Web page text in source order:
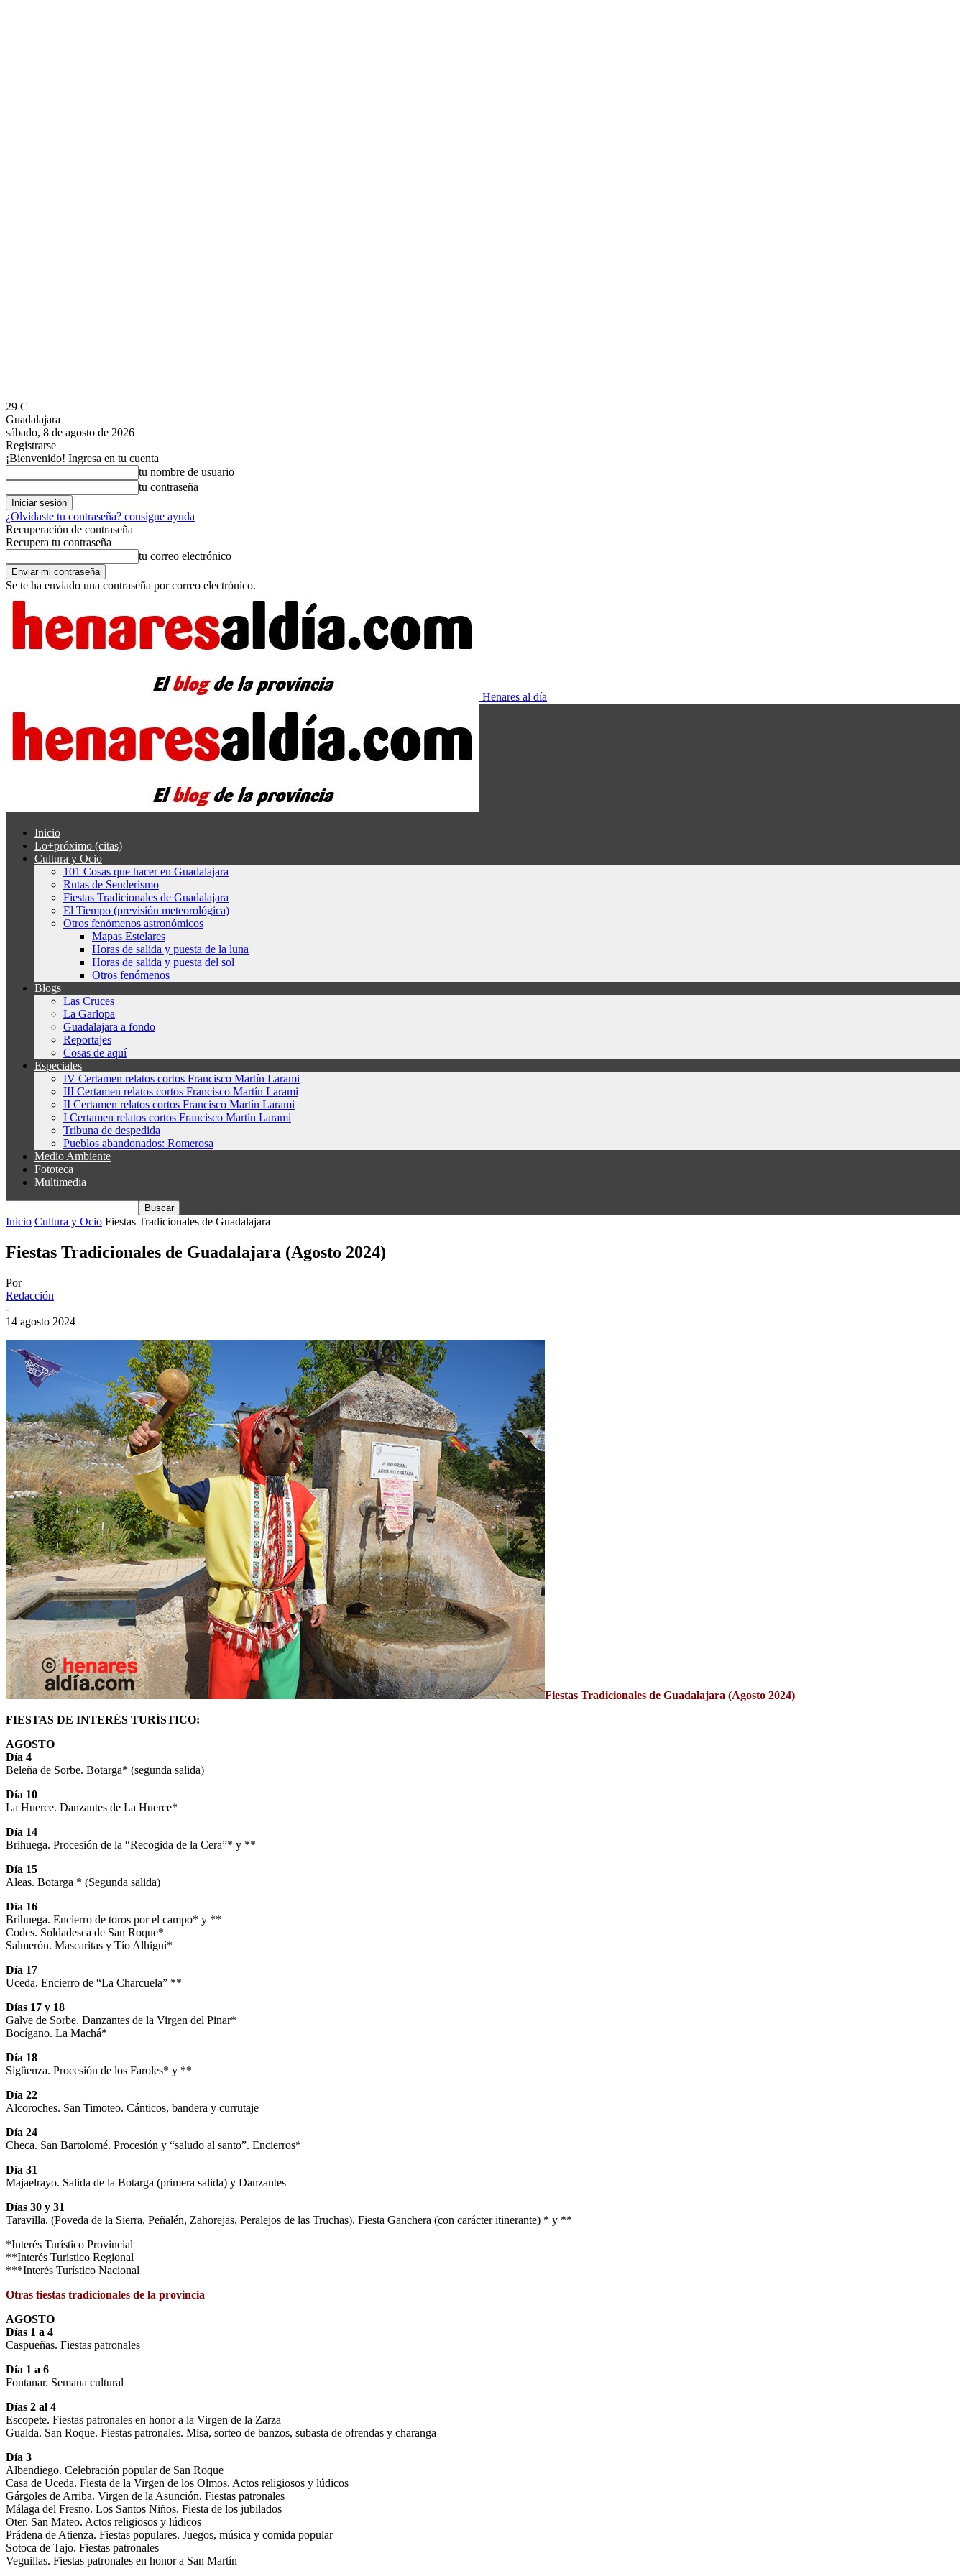
29 C
Guadalajara
sábado, 8 de agosto de 2026
Registrarse
¡Bienvenido! Ingresa en tu cuenta
tu nombre de usuario
tu contraseña
¿Olvidaste tu contraseña? consigue ayuda
Recuperación de contraseña
Recupera tu contraseña
tu correo electrónico
Se te ha enviado una contraseña por correo electrónico.
Henares al día
Inicio
Lo+próximo (citas)
Cultura y Ocio
101 Cosas que hacer en Guadalajara
Rutas de Senderismo
Fiestas Tradicionales de Guadalajara
El Tiempo (previsión meteorológica)
Otros fenómenos astronómicos
Mapas Estelares
Horas de salida y puesta de la luna
Horas de salida y puesta del sol
Otros fenómenos
Blogs
Las Cruces
La Garlopa
Guadalajara a fondo
Reportajes
Cosas de aquí
Especiales
IV Certamen relatos cortos Francisco Martín Larami
III Certamen relatos cortos Francisco Martín Larami
II Certamen relatos cortos Francisco Martín Larami
I Certamen relatos cortos Francisco Martín Larami
Tribuna de despedida
Pueblos abandonados: Romerosa
Medio Ambiente
Fototeca
Multimedia
Inicio Cultura y Ocio Fiestas Tradicionales de Guadalajara
Fiestas Tradicionales de Guadalajara (Agosto 2024)
Por
Redacción
-
14 agosto 2024
Fiestas Tradicionales de Guadalajara (Agosto 2024)
FIESTAS DE INTERÉS TURÍSTICO:
AGOSTO
Día 4
Beleña de Sorbe. Botarga* (segunda salida)
Día 10
La Huerce. Danzantes de La Huerce*
Día 14
Brihuega. Procesión de la “Recogida de la Cera”* y **
Día 15
Aleas. Botarga * (Segunda salida)
Día 16
Brihuega. Encierro de toros por el campo* y **
Codes. Soldadesca de San Roque*
Salmerón. Mascaritas y Tío Alhiguí*
Día 17
Uceda. Encierro de “La Charcuela” **
Días 17 y 18
Galve de Sorbe. Danzantes de la Virgen del Pinar*
Bocígano. La Machá*
Día 18
Sigüenza. Procesión de los Faroles* y **
Día 22
Alcoroches. San Timoteo. Cánticos, bandera y currutaje
Día 24
Checa. San Bartolomé. Procesión y “saludo al santo”. Encierros*
Día 31
Majaelrayo. Salida de la Botarga (primera salida) y Danzantes
Días 30 y 31
Taravilla. (Poveda de la Sierra, Peñalén, Zahorejas, Peralejos de las Truchas). Fiesta Ganchera (con carácter itinerante) * y **
*Interés Turístico Provincial
**Interés Turístico Regional
***Interés Turístico Nacional
Otras fiestas tradicionales de la provincia
AGOSTO
Días 1 a 4
Caspueñas. Fiestas patronales
Día 1 a 6
Fontanar. Semana cultural
Días 2 al 4
Escopete. Fiestas patronales en honor a la Virgen de la Zarza
Gualda. San Roque. Fiestas patronales. Misa, sorteo de banzos, subasta de ofrendas y charanga
Día 3
Albendiego. Celebración popular de San Roque
Casa de Uceda. Fiesta de la Virgen de los Olmos. Actos religiosos y lúdicos
Gárgoles de Arriba. Virgen de la Asunción. Fiestas patronales
Málaga del Fresno. Los Santos Niños. Fiesta de los jubilados
Oter. San Mateo. Actos religiosos y lúdicos
Prádena de Atienza. Fiestas populares. Juegos, música y comida popular
Sotoca de Tajo. Fiestas patronales
Veguillas. Fiestas patronales en honor a San Martín